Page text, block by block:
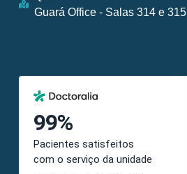
Guará Office - Salas 314 e 315